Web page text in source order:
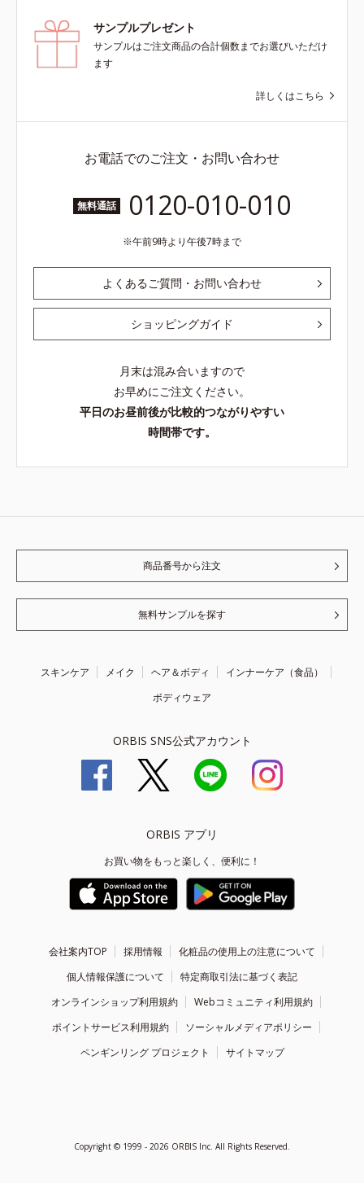
サンプルプレゼント
サンプルはご注文商品の合計個数までお選びいただけ
ます
詳しくはこちら
お電話でのご注文・お問い合わせ
無料通話 0120-010-010
午前9時より午後7時まで
よくあるご質問・お問い合わせ
ショッピングガイド
月末は混み合いますので
お早めにご注文ください。
平日のお昼前後が比較的つながりやすい
時間帯です。
商品番号から注文
無料サンプルを探す
スキンケア メイク ヘア＆ボディ
インナーケア（食品）
ボディウェア
ORBIS SNS公式アカウント
ORBIS アプリ
お買い物をもっと楽しく、便利に！
会社案内TOP 採用情報
化粧品の使用上の注意について
個人情報保護について
特定商取引法に基づく表記
オンラインショップ利用規約
Webコミュニティ利用規約
ポイントサービス利用規約
ソーシャルメディアポリシー
ペンギンリング プロジェクト
サイトマップ
Copyright © 1999 - 2026 ORBIS Inc. All Rights Reserved.